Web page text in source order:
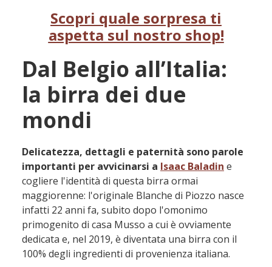
Scopri quale sorpresa ti
aspetta sul nostro shop!
Dal Belgio all’Italia:
la birra dei due
mondi
Delicatezza, dettagli e paternità sono parole
importanti per avvicinarsi a Isaac Baladin e
cogliere l'identità di questa birra ormai
maggiorenne: l'originale Blanche di Piozzo nasce
infatti 22 anni fa, subito dopo l'omonimo
primogenito di casa Musso a cui è ovviamente
dedicata e, nel 2019, è diventata una birra con il
100% degli ingredienti di provenienza italiana.